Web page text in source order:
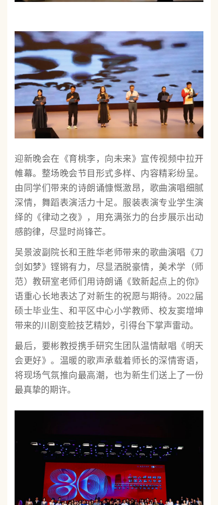
迎新晚会在《育桃李，向未来》宣传视频中拉开
帷幕。整场晚会节目形式多样、内容精彩纷呈。
由同学们带来的诗朗诵慷慨激昂，歌曲演唱细腻
深情，舞蹈表演活力十足。服装表演专业学生演
绎的《律动之夜》，用充满张力的台步展示出动
感韵律，尽显时尚锋芒。
吴景波副院长和王胜华老师带来的歌曲演唱《刀
剑如梦》铿锵有力，尽显洒脱豪情，美术学（师
范）教研室老师们用诗朗诵《致新起点上的你》
语重心长地表达了对新生的祝愿与期待。2022届
硕士毕业生、和平区中心小学教师、校友窦增坤
带来的川剧变脸技艺精妙，引得台下掌声雷动。
最后，要彬教授携手研究生团队温情献唱《明天
会更好》。温暖的歌声承载着师长的深情寄语，
将现场气氛推向最高潮，也为新生们送上了一份
最真挚的期许。